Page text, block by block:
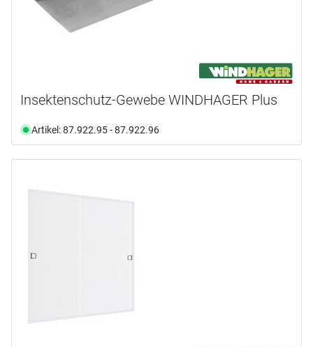
Insektenschutz-Gewebe WINDHAGER Plus
Artikel: 87.922.95 - 87.922.96